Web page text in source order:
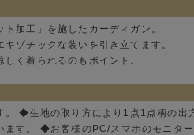
加工」を施したカーディガン。
ゾチックな装いを引き立てます。
く着られるのもポイント。
。 ◆生地の取り方により1点1点柄の
ます。 ◆お客様のPC/スマホのモニタ